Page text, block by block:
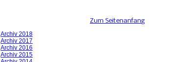
Archiv 2018
Archiv 2017
Archiv 2016
Archiv 2015
Zum Seitenanfang